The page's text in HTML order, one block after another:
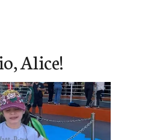
Alice!